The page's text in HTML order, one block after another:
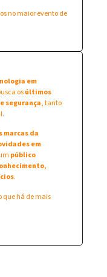
no maior evento de
em
osúltimos
segurança, tanto
marcas da
em
público
.
que há de mais